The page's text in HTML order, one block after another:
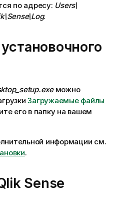
по адресу: Users\
.
можно
Загружаемые файлы
его в папку на вашем
информации см.
.
Sense